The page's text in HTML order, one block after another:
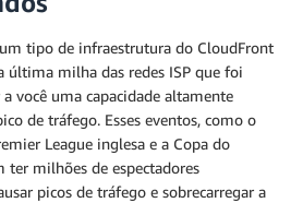
tipo de infraestrutura do CloudFront
última milha das redes ISP que foi
você uma capacidade altamente
de tráfego. Esses eventos, como o
League inglesa e a Copa do
ter milhões de espectadores
picos de tráfego e sobrecarregar a